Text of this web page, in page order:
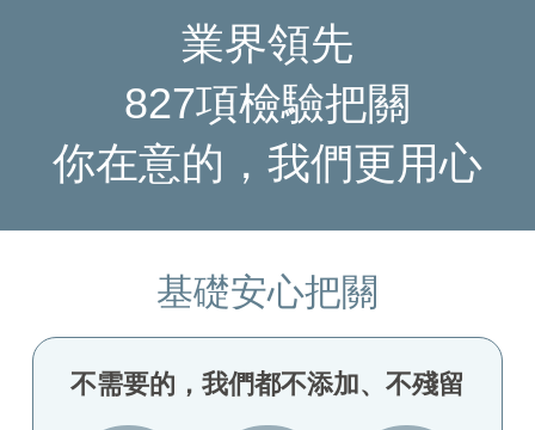
業界領先
827項檢驗把關
你在意的，我們更用心
基礎安心把關
不需要的，我們都不添加、不殘留